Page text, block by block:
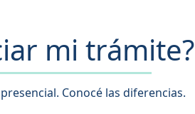
mi trámite?
Conocé las diferencias.